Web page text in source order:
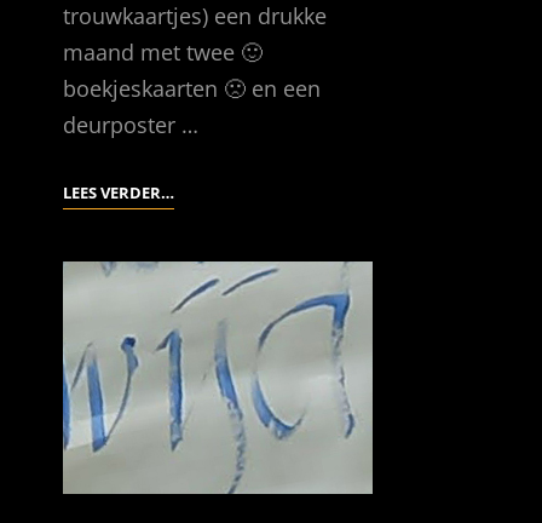
trouwkaartjes) een drukke
maand met twee 🙂
boekjeskaarten 🙁 en een
deurposter …
LEES VERDER…DECEMBER